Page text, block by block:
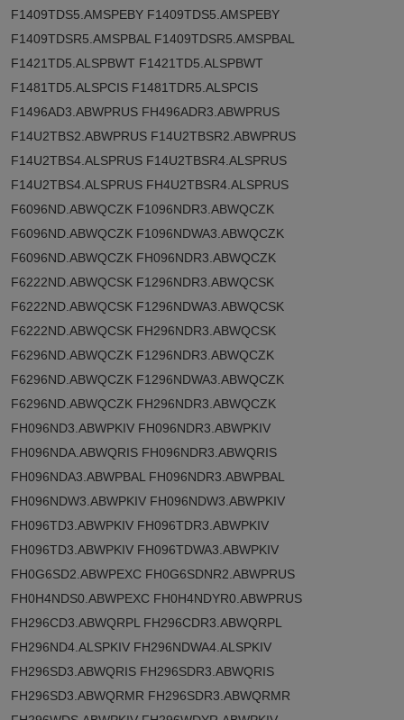
F1409TDS5.AMSPEBY F1409TDS5.AMSPEBY
F1409TDSR5.AMSPBAL F1409TDSR5.AMSPBAL
F1421TD5.ALSPBWT F1421TD5.ALSPBWT
F1481TD5.ALSPCIS F1481TDR5.ALSPCIS
F1496AD3.ABWPRUS FH496ADR3.ABWPRUS
F14U2TBS2.ABWPRUS F14U2TBSR2.ABWPRUS
F14U2TBS4.ALSPRUS F14U2TBSR4.ALSPRUS
F14U2TBS4.ALSPRUS FH4U2TBSR4.ALSPRUS
F6096ND.ABWQCZK F1096NDR3.ABWQCZK
F6096ND.ABWQCZK F1096NDWA3.ABWQCZK
F6096ND.ABWQCZK FH096NDR3.ABWQCZK
F6222ND.ABWQCSK F1296NDR3.ABWQCSK
F6222ND.ABWQCSK F1296NDWA3.ABWQCSK
F6222ND.ABWQCSK FH296NDR3.ABWQCSK
F6296ND.ABWQCZK F1296NDR3.ABWQCZK
F6296ND.ABWQCZK F1296NDWA3.ABWQCZK
F6296ND.ABWQCZK FH296NDR3.ABWQCZK
FH096ND3.ABWPKIV FH096NDR3.ABWPKIV
FH096NDA.ABWQRIS FH096NDR3.ABWQRIS
FH096NDA3.ABWPBAL FH096NDR3.ABWPBAL
FH096NDW3.ABWPKIV FH096NDW3.ABWPKIV
FH096TD3.ABWPKIV FH096TDR3.ABWPKIV
FH096TD3.ABWPKIV FH096TDWA3.ABWPKIV
FH0G6SD2.ABWPEXC FH0G6SDNR2.ABWPRUS
FH0H4NDS0.ABWPEXC FH0H4NDYR0.ABWPRUS
FH296CD3.ABWQRPL FH296CDR3.ABWQRPL
FH296ND4.ALSPKIV FH296NDWA4.ALSPKIV
FH296SD3.ABWQRIS FH296SDR3.ABWQRIS
FH296SD3.ABWQRMR FH296SDR3.ABWQRMR